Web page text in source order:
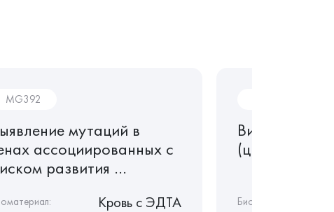
MG392
мутаций в
ассоциированных с
развития ...
Кровь c ЭДТА
Витамин B12
Биоматериал: